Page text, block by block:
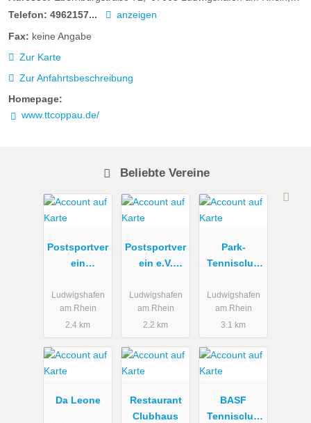
Telefon: 4962157...
anzeigen
Fax: keine Angabe
Zur Karte
Zur Anfahrtsbeschreibung
Homepage:
www.ttcoppau.de/
Beliebte Vereine
Postsportver
ein
en:
Abteilung
Tennis
Ludwigshafen
am Rhein
2.4 km
Postsportver
ein e.V.
en
Ludwigshafen
am Rhein
2.2 km
Park-
Tennisclub
en am Rhein
e. V.
Ludwigshafen
am Rhein
3.1 km
Da Leone
Restaurant
Clubhaus
BASF
Tennisclub